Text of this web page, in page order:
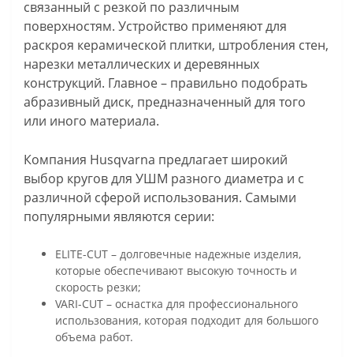
связанный с резкой по различным
поверхностям. Устройство применяют для
раскроя керамической плитки, штробления стен,
нарезки металлических и деревянных
конструкций. Главное – правильно подобрать
абразивный диск, предназначенный для того
или иного материала.
Компания Husqvarna предлагает широкий
выбор кругов для УШМ разного диаметра и с
различной сферой использования. Самыми
популярными являются серии:
ELITE-CUT – долговечные надежные изделия,
которые обеспечивают высокую точность и
скорость резки;
VARI-CUT – оснастка для профессионального
использования, которая подходит для большого
объема работ.